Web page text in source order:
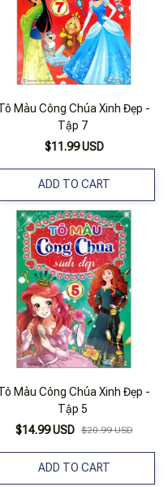
Màu Công Chúa Xinh Đẹp -
Tập 7
$11.99 USD
ADD TO CART
Màu Công Chúa Xinh Đẹp -
Tập 5
$14.99 USD $20.99 USD
ADD TO CART